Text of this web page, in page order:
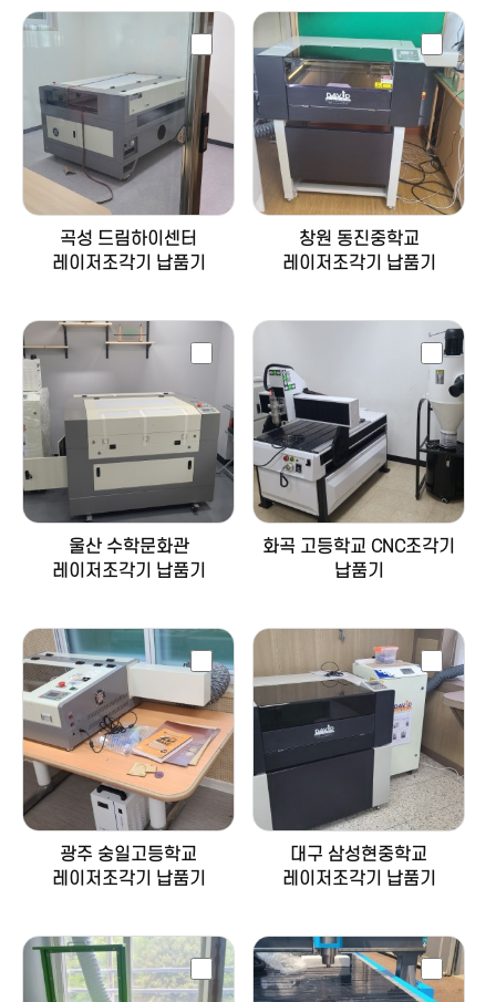
곡성 드림하이센터
레이저조각기 납품기
창원 동진중학교
레이저조각기 납품기
울산 수학문화관
레이저조각기 납품기
화곡 고등학교 CNC조각기
납품기
광주 숭일고등학교
레이저조각기 납품기
대구 삼성현중학교
레이저조각기 납품기